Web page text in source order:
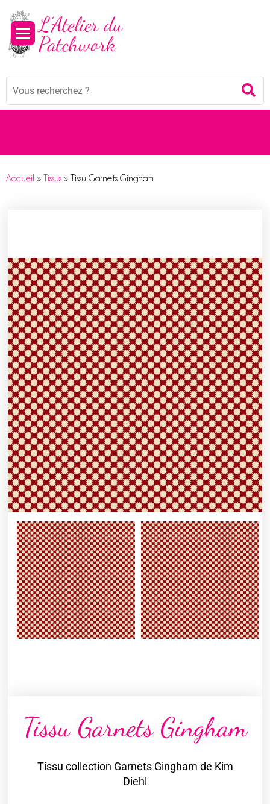
Mots
Accueil » Tissus » Tissu Garnets Gingham
Tissu Garnets Gingham
Tissu collection Garnets Gingham de Kim
Diehl
Panneau de gestion des cookies